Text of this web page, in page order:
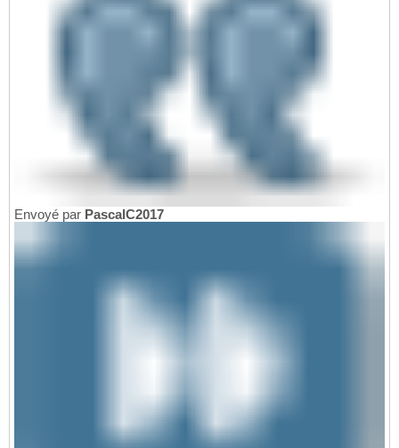
Envoyé par PascalC2017